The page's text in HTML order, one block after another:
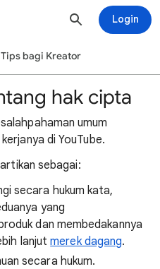
Login
Tips bagi Kreator
hak cipta
umum
di YouTube.
sebagai:
secara hukum kata,
yang
dan membedakannya
lanjutmerek dagang.
secara hukum.